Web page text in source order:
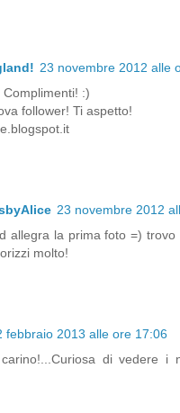
23 novembre 2012 alle
:)
follower! Ti aspetto!
23 novembre 2012
allegra la prima foto =)
molto!
febbraio 2013 alle ore 17:06
di vedere i